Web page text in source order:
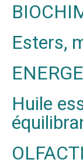
Esters,
Huile